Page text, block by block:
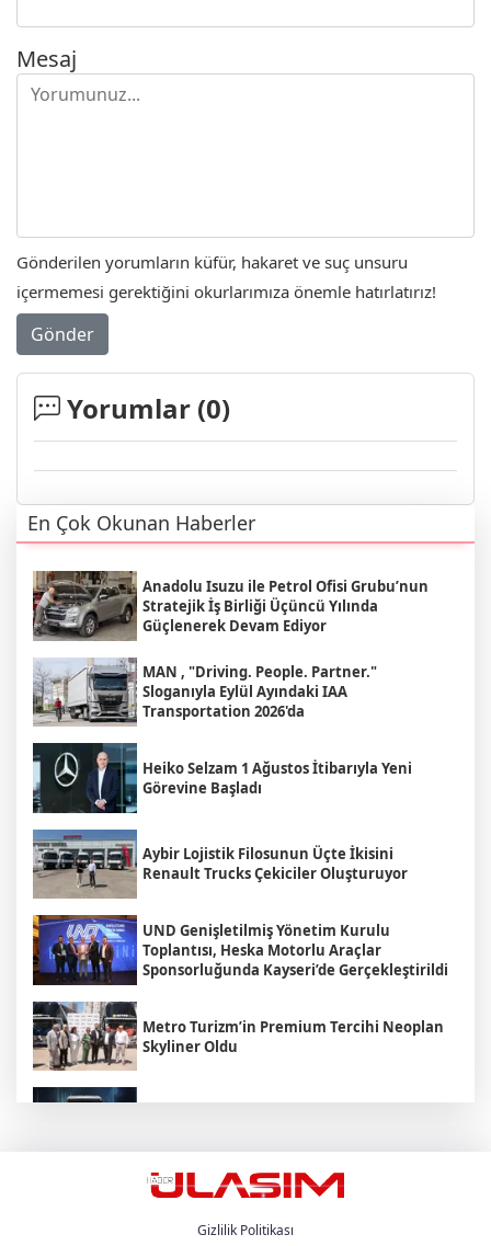
Mesaj
Gönderilen yorumların küfür, hakaret ve suç unsuru
içermemesi gerektiğini okurlarımıza önemle hatırlatırız!
Gönder
Yorumlar (0)
En Çok Okunan Haberler
Anadolu Isuzu ile Petrol Ofisi Grubu’nun
Stratejik İş Birliği Üçüncü Yılında
Güçlenerek Devam Ediyor
MAN , "Driving. People. Partner."
Sloganıyla Eylül Ayındaki IAA
Transportation 2026'da
Heiko Selzam 1 Ağustos İtibarıyla Yeni
Görevine Başladı
Aybir Lojistik Filosunun Üçte İkisini
Renault Trucks Çekiciler Oluşturuyor
UND Genişletilmiş Yönetim Kurulu
Toplantısı, Heska Motorlu Araçlar
Sponsorluğunda Kayseri’de Gerçekleştirildi
Metro Turizm’in Premium Tercihi Neoplan
Skyliner Oldu
Gizlilik Politikası